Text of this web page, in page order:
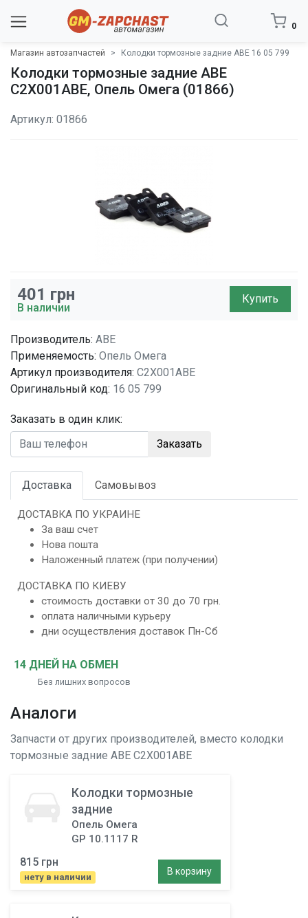
0
Магазин автозапчастей Колодки тормозные задние ABE 16 05 799
Колодки тормозные задние ABE
C2X001ABE, Опель Омега (01866)
Артикул: 01866
401 грн
В наличии
Купить
Производитель: ABE
Применяемость: Опель Омега
Артикул производителя: C2X001ABE
Оригинальный код: 16 05 799
Заказать в один клик:
Заказать
Доставка Самовывоз
ДОСТАВКА ПО УКРАИНЕ
За ваш счет
Нова пошта
Наложенный платеж (при получении)
ДОСТАВКА ПО КИЕВУ
стоимость доставки от 30 до 70 грн.
оплата наличными курьеру
дни осуществления доставок Пн-Сб
14 ДНЕЙ НА ОБМЕН
Без лишних вопросов
Аналоги
Запчасти от других производителей, вместо колодки
тормозные задние ABE C2X001ABE
Колодки тормозные
задние
Опель Омега
GP 10.1117 R
815 грн
нету в наличии
В корзину